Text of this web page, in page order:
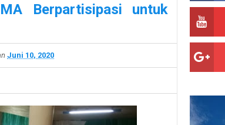
Berpartisipasi untuk
Juni 10, 2020